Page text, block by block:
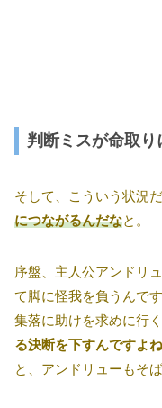
判断ミスが命取り
そして、こういう状況だ
につながるんだなと。
序盤、主人公アンドリ
て脚に怪我を負うんで
集落に助けを求めに行
る決断を下すんですよね
と、アンドリューもそ